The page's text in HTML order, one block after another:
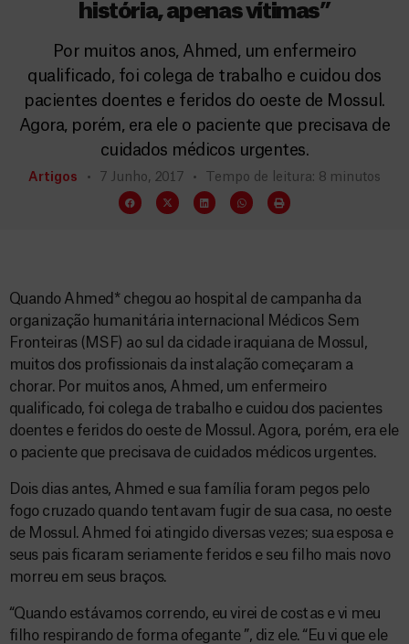
história, apenas vítimas”
Por muitos anos, Ahmed, um enfermeiro
qualificado, foi colega de trabalho e cuidou dos
pacientes doentes e feridos do oeste de Mossul.
Agora, porém, era ele o paciente que precisava de
cuidados médicos urgentes.
Artigos 7 Junho, 2017 Tempo de leitura: 8 minutos
Quando Ahmed* chegou ao hospital de campanha da
organização humanitária internacional Médicos Sem
Fronteiras (MSF) ao sul da cidade iraquiana de Mossul,
muitos dos profissionais da instalação começaram a
chorar. Por muitos anos, Ahmed, um enfermeiro
qualificado, foi colega de trabalho e cuidou dos pacientes
doentes e feridos do oeste de Mossul. Agora, porém, era ele
o paciente que precisava de cuidados médicos urgentes.
Dois dias antes, Ahmed e sua família foram pegos pelo
fogo cruzado quando tentavam fugir de sua casa, no oeste
de Mossul. Ahmed foi atingido diversas vezes; sua esposa e
seus pais ficaram seriamente feridos e seu filho mais novo
morreu em seus braços.
“Quando estávamos correndo, eu virei de costas e vi meu
filho respirando de forma ofegante ”, diz ele. “Eu vi que ele